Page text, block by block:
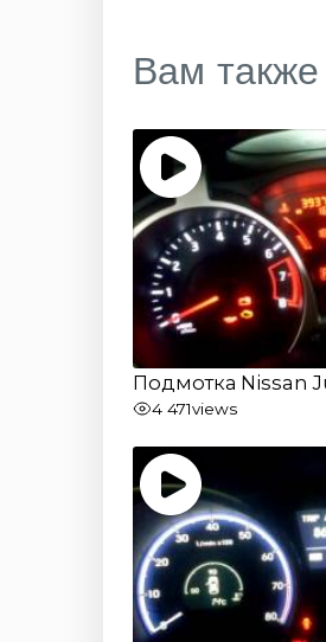
Вам
Подмотка Nissan
4 471views